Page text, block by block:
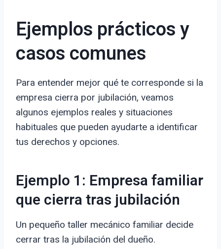
Ejemplos prácticos y
casos comunes
Para entender mejor qué te corresponde si la
empresa cierra por jubilación, veamos
algunos ejemplos reales y situaciones
habituales que pueden ayudarte a identificar
tus derechos y opciones.
Ejemplo 1: Empresa familiar
que cierra tras jubilación
Un pequeño taller mecánico familiar decide
cerrar tras la jubilación del dueño.